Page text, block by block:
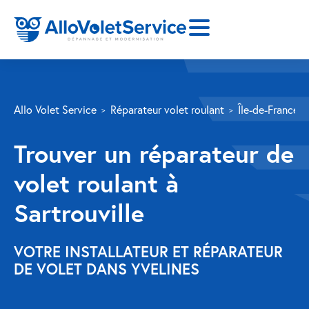
Volet roulant
Réparation
Volet roulant Velux
Au-delà de la fenêtre
Réparation store banne
Réparation portail
Allo Volet Service Réparateur volet roulant Île-de-France
Trouver un réparateur de
volet roulant à
Sartrouville
VOTRE INSTALLATEUR ET RÉPARATEUR
DE VOLET DANS YVELINES